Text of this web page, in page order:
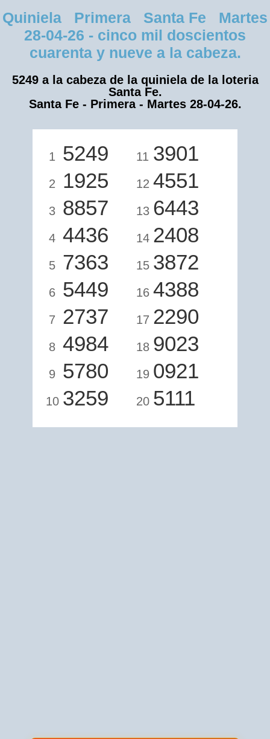
Quiniela Primera Santa Fe Martes
28-04-26 - cinco mil doscientos
cuarenta y nueve a la cabeza.
5249 a la cabeza de la quiniela de la loteria
Santa Fe.
Santa Fe - Primera - Martes 28-04-26.
1 5249
2 1925
3 8857
4 4436
5 7363
6 5449
7 2737
8 4984
9 5780
10 3259
11 3901
12 4551
13 6443
14 2408
15 3872
16 4388
17 2290
18 9023
19 0921
20 5111